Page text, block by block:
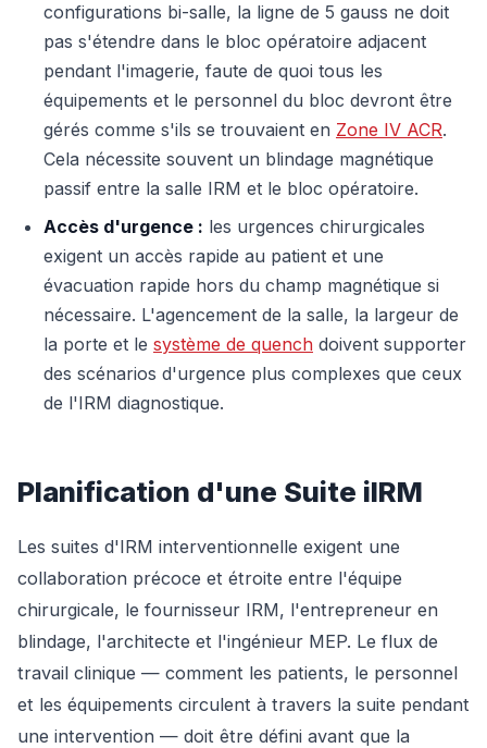
configurations bi-salle, la ligne de 5 gauss ne doit
pas s'étendre dans le bloc opératoire adjacent
pendant l'imagerie, faute de quoi tous les
équipements et le personnel du bloc devront être
gérés comme s'ils se trouvaient en Zone IV ACR.
Cela nécessite souvent un blindage magnétique
passif entre la salle IRM et le bloc opératoire.
Accès d'urgence : les urgences chirurgicales
exigent un accès rapide au patient et une
évacuation rapide hors du champ magnétique si
nécessaire. L'agencement de la salle, la largeur de
la porte et le système de quench doivent supporter
des scénarios d'urgence plus complexes que ceux
de l'IRM diagnostique.
Planification d'une Suite iIRM
Les suites d'IRM interventionnelle exigent une
collaboration précoce et étroite entre l'équipe
chirurgicale, le fournisseur IRM, l'entrepreneur en
blindage, l'architecte et l'ingénieur MEP. Le flux de
travail clinique — comment les patients, le personnel
et les équipements circulent à travers la suite pendant
une intervention — doit être défini avant que la